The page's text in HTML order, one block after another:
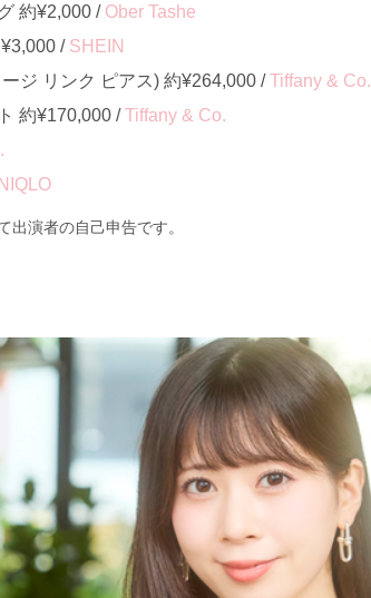
約¥2,000 / Ober Tashe
/ SHEIN
ジ リンク ピアス) 約¥264,000 /Tiffany & Co.
約¥170,000 /Tiffany & Co.
演者の自己申告です。